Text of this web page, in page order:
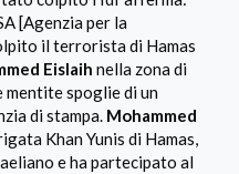
[Agenzia per la
il terrorista di Hamas
Eislaih nella zona di
mentite spoglie di un
di stampa. Mohammed
Khan Yunis di Hamas,
e ha partecipato al